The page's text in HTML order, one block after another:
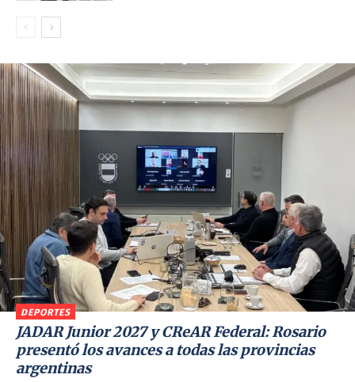
DEPORTES
JADAR Junior 2027 y CReAR Federal: Rosario
presentó los avances a todas las provincias
argentinas